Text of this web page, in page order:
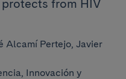
from HIV
Alcamí Pertejo, Javier
Innovación y